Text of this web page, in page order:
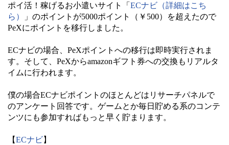
ポイ活！稼げるお小遣いサイト「 ECナビ（詳細はこち
ら）
」のポイントが5000ポイント（￥500）を超えたので
PeXにポイントを移行しました。
ECナビの場合、PeXポイントへの移行は即時実行されま
す。そして、PeXからamazonギフト券への交換もリアルタ
イムに行われます。
僕の場合ECナビポイントのほとんどはリサーチパネルで
のアンケート回答です。ゲームとか毎日貯める系のコンテ
ンツにも参加すればもっと早く貯まります。
【ECナビ】